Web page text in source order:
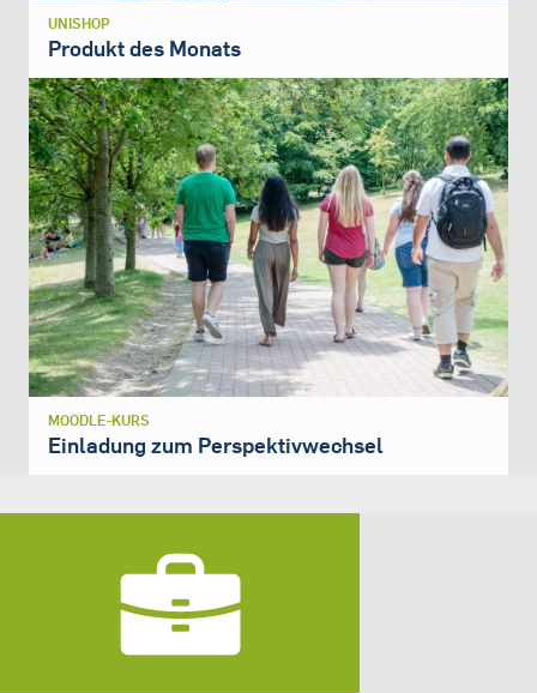
UNISHOP
Produkt des Monats
MOODLE-KURS
Einladung zum Perspektivwechsel